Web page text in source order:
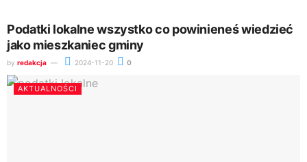
Podatki lokalne wszystko co powinieneś wiedzieć
jako mieszkaniec gminy
by redakcja 2024-11-20 0
AKTUALNOŚCI